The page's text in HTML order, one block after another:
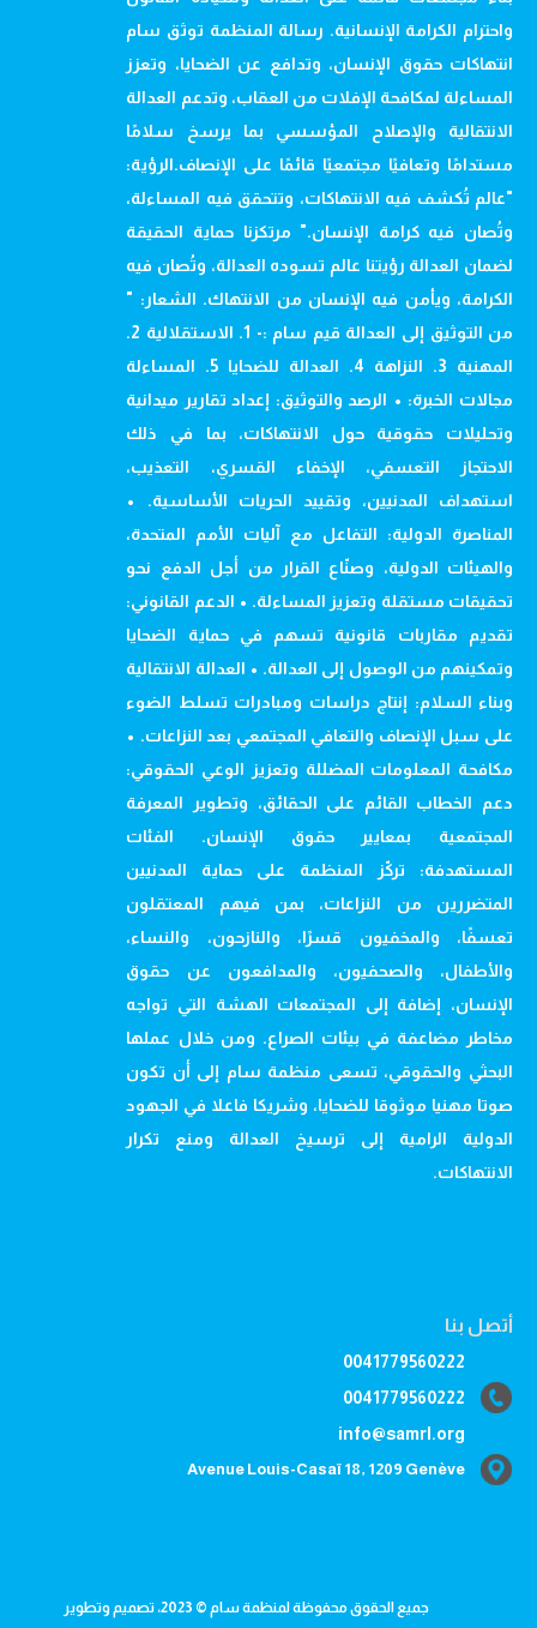
واحترام الكرامة الإنسانية. رسالة المنظمة توثق سام
انتهاكات حقوق الإنسان، وتدافع عن الضحايا، وتعزز
المساءلة لمكافحة الإفلات من العقاب، وتدعم العدالة
الانتقالية والإصلاح المؤسسي بما يرسخ سلامًا
مستدامًا وتعافيًا مجتمعيًا قائمًا على الإنصاف.الرؤية:
"عالم تُكشف فيه الانتهاكات، وتتحقق فيه المساءلة،
وتُصان فيه كرامة الإنسان." مرتكزنا حماية الحقيقة
لضمان العدالة رؤيتنا عالم تسوده العدالة، وتُصان فيه
الكرامة، ويأمن فيه الإنسان من الانتهاك. الشعار: "
من التوثيق إلى العدالة قيم سام :- 1. الاستقلالية 2.
المهنية 3. النزاهة 4. العدالة للضحايا 5. المساءلة
مجالات الخبرة: • الرصد والتوثيق: إعداد تقارير ميدانية
وتحليلات حقوقية حول الانتهاكات، بما في ذلك
الاحتجاز التعسفي، الإخفاء القسري، التعذيب،
استهداف المدنيين، وتقييد الحريات الأساسية. •
المناصرة الدولية: التفاعل مع آليات الأمم المتحدة،
والهيئات الدولية، وصنّاع القرار من أجل الدفع نحو
تحقيقات مستقلة وتعزيز المساءلة. • الدعم القانوني:
تقديم مقاربات قانونية تسهم في حماية الضحايا
وتمكينهم من الوصول إلى العدالة. • العدالة الانتقالية
وبناء السلام: إنتاج دراسات ومبادرات تسلط الضوء
على سبل الإنصاف والتعافي المجتمعي بعد النزاعات. •
مكافحة المعلومات المضللة وتعزيز الوعي الحقوقي:
دعم الخطاب القائم على الحقائق، وتطوير المعرفة
المجتمعية بمعايير حقوق الإنسان. الفئات
المستهدفة: تركّز المنظمة على حماية المدنيين
المتضررين من النزاعات، بمن فيهم المعتقلون
تعسفًا، والمخفيون قسرًا، والنازحون، والنساء،
والأطفال، والصحفيون، والمدافعون عن حقوق
الإنسان، إضافة إلى المجتمعات الهشة التي تواجه
مخاطر مضاعفة في بيئات الصراع. ومن خلال عملها
البحثي والحقوقي، تسعى منظمة سام إلى أن تكون
صوتا مهنيا موثوقا للضحايا، وشريكا فاعلا في الجهود
الدولية الرامية إلى ترسيخ العدالة ومنع تكرار
الانتهاكات.
أتصل بنا
0041779560222
0041779560222
info@samrl.org
Avenue Louis-Casaï 18, 1209 Genève
جميع الحقوق محفوظة لمنظمة سام © 2023، تصميم وتطوير